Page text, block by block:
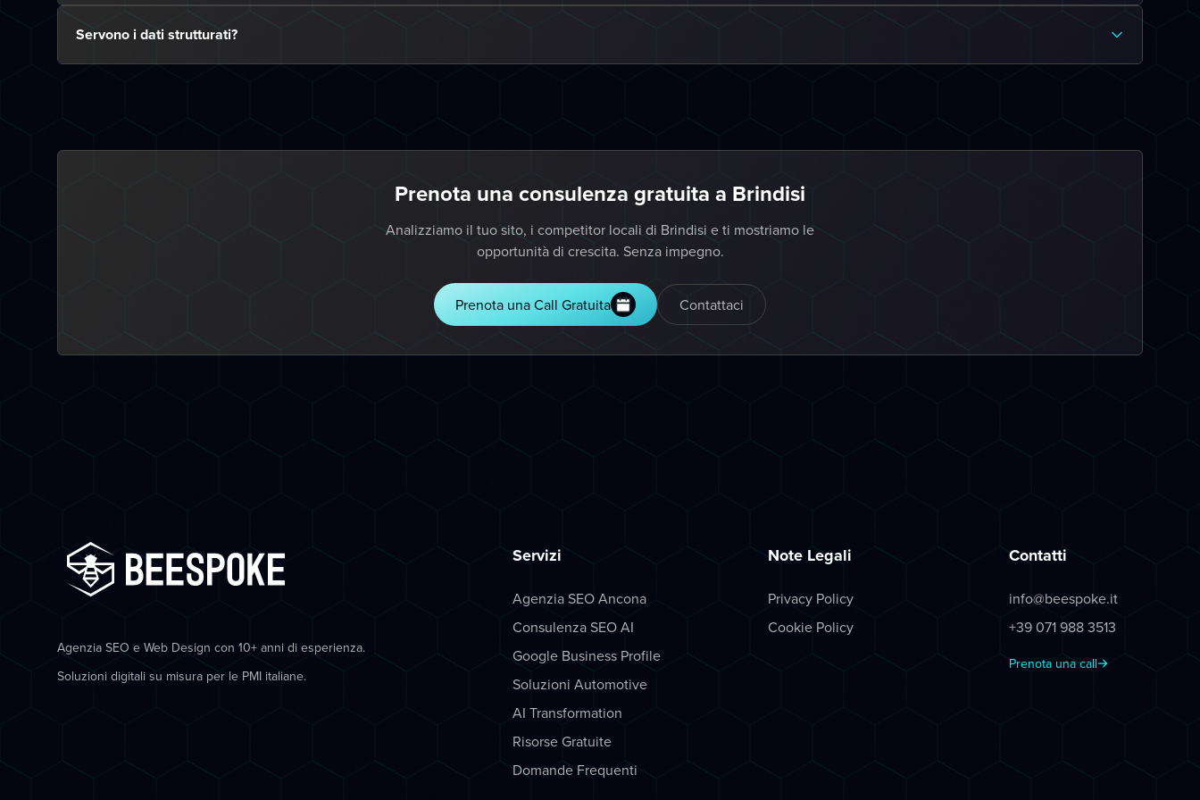
Servono i dati strutturati?
Prenota una consulenza gratuita a Brindisi
Analizziamo il tuo sito, i competitor locali di Brindisi e ti mostriamo le
opportunità di crescita. Senza impegno.
Prenota una Call Gratuita Contattaci
Agenzia SEO e Web Design con 10+ anni di esperienza.
Soluzioni digitali su misura per le PMI italiane.
Servizi
Agenzia SEO Ancona
Consulenza SEO AI
Google Business Profile
Soluzioni Automotive
AI Transformation
Risorse Gratuite
Domande Frequenti
Note Legali
Privacy Policy
Cookie Policy
Contatti
info@beespoke.it
+39 071 988 3513
Prenota una call